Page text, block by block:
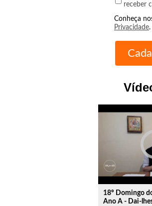
receber
Conheça
Privacidade.
18º Domingo
Ano A - Dai-